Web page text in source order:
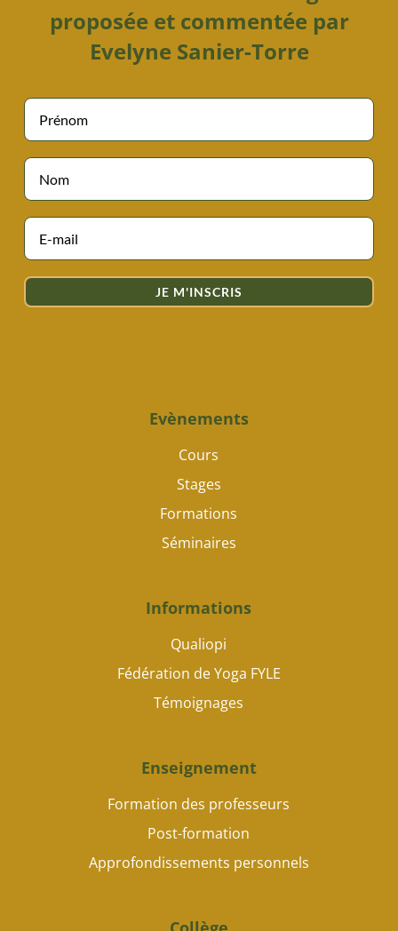
proposée et commentée par
Evelyne Sanier-Torre
JE M'INSCRIS
Evènements
Cours
Stages
Formations
Séminaires
Informations
Qualiopi
Fédération de Yoga FYLE
Témoignages
Enseignement
Formation des professeurs
Post-formation
Approfondissements personnels